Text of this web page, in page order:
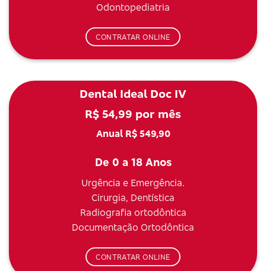
Odontopediatria
CONTRATAR ONLINE
Dental Ideal Doc IV
R$ 54,99 por mês
Anual R$ 549,90
De 0 a 18 Anos
Urgência e Emergência.
Cirurgia, Dentística
Radiografia ortodôntica
Documentação Ortodôntica
CONTRATAR ONLINE